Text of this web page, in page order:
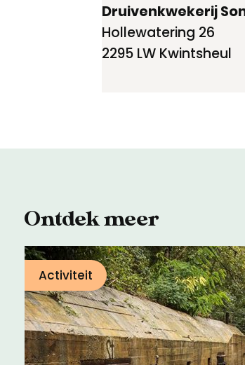
Druivenkwekerij
Hollewatering 26
2295 LW Kwintsheul
Ontdek meer
Activiteit